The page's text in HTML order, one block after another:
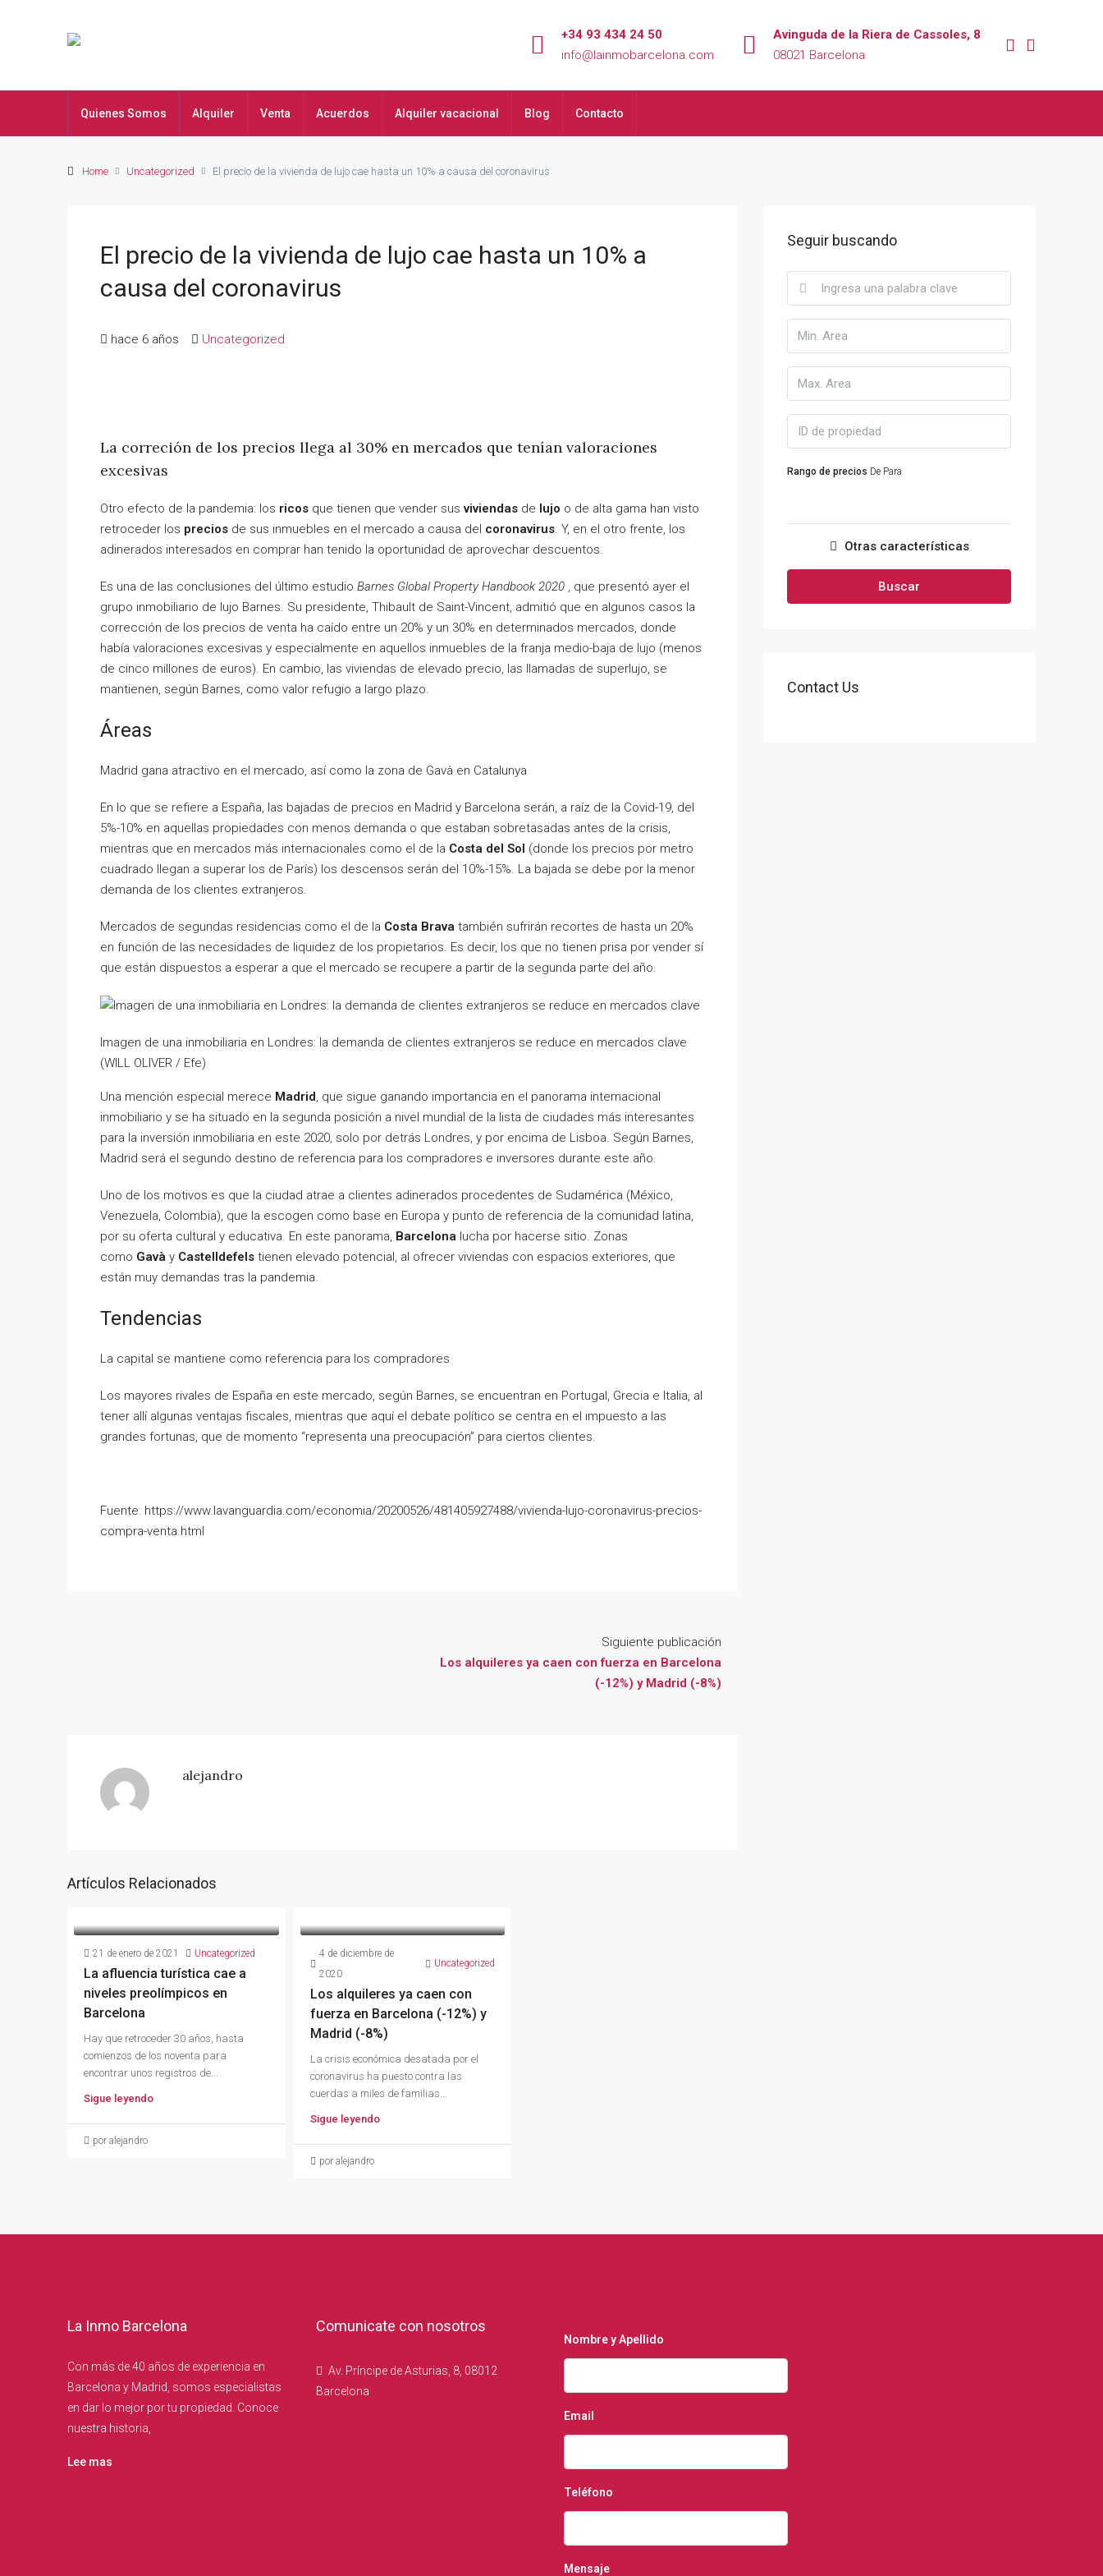
+34 93 434 24 50
info@lainmobarcelona.com
Avinguda de la Riera de Cassoles, 8
08021 Barcelona
Quienes Somos Alquiler Venta Acuerdos Alquiler vacacional Blog Contacto
Home Uncategorized El precio de la vivienda de lujo cae hasta un 10% a causa del coronavirus
El precio de la vivienda de lujo cae hasta un 10% a
causa del coronavirus
hace 6 años Uncategorized
La correción de los precios llega al 30% en mercados que tenían valoraciones
excesivas
Otro efecto de la pandemia: los ricos que tienen que vender susviviendas de lujo o de alta gama han visto
retroceder los precios de sus inmuebles en el mercado a causa del coronavirus. Y, en el otro frente, los
adinerados interesados en comprar han tenido la oportunidad de aprovechar descuentos.
Es una de las conclusiones del último estudio Barnes Global Property Handbook 2020 , que presentó ayer el
grupo inmobiliario de lujo Barnes. Su presidente, Thibault de Saint-Vincent, admitió que en algunos casos la
corrección de los precios de venta ha caído entre un 20% y un 30% en determinados mercados, donde
había valoraciones excesivas y especialmente en aquellos inmuebles de la franja medio-baja de lujo (menos
de cinco millones de euros). En cambio, las viviendas de elevado precio, las llamadas de superlujo, se
mantienen, según Barnes, como valor refugio a largo plazo.
Áreas
Madrid gana atractivo en el mercado, así como la zona de Gavà en Catalunya
En lo que se refiere a España, las bajadas de precios en Madrid y Barcelona serán, a raíz de la Covid-19, del
5%-10% en aquellas propiedades con menos demanda o que estaban sobretasadas antes de la crisis,
mientras que en mercados más internacionales como el de la Costa del Sol (donde los precios por metro
cuadrado llegan a superar los de París) los descensos serán del 10%-15%. La bajada se debe por la menor
demanda de los clientes extranjeros.
Mercados de segundas residencias como el de la Costa Brava también sufrirán recortes de hasta un 20%
en función de las necesidades de liquidez de los propietarios. Es decir, los que no tienen prisa por vender sí
que están dispuestos a esperar a que el mercado se recupere a partir de la segunda parte del año.
Imagen de una inmobiliaria en Londres: la demanda de clientes extranjeros se reduce en mercados clave
(WILL OLIVER / Efe)
Una mención especial merece Madrid , que sigue ganando importancia en el panorama internacional
inmobiliario y se ha situado en la segunda posición a nivel mundial de la lista de ciudades más interesantes
para la inversión inmobiliaria en este 2020, solo por detrás Londres, y por encima de Lisboa. Según Barnes,
Madrid será el segundo destino de referencia para los compradores e inversores durante este año.
Uno de los motivos es que la ciudad atrae a clientes adinerados procedentes de Sudamérica (México,
Venezuela, Colombia), que la escogen como base en Europa y punto de referencia de la comunidad latina,
por su oferta cultural y educativa. En este panorama, Barcelona lucha por hacerse sitio. Zonas
como Gavà y Castelldefels tienen elevado potencial, al ofrecer viviendas con espacios exteriores, que
están muy demandas tras la pandemia.
Tendencias
La capital se mantiene como referencia para los compradores
Los mayores rivales de España en este mercado, según Barnes, se encuentran en Portugal, Grecia e Italia, al
tener allí algunas ventajas fiscales, mientras que aquí el debate político se centra en el impuesto a las
grandes fortunas, que de momento “representa una preocupación” para ciertos clientes.
Fuente: https://www.lavanguardia.com/economia/20200526/481405927488/vivienda-lujo-coronavirus-precios-
compra-venta.html
Siguiente publicación
Los alquileres ya caen con fuerza en Barcelona
(-12%) y Madrid (-8%)
alejandro
Artículos Relacionados
21 de enero de 2021 Uncategorized
La afluencia turística cae a
niveles preolímpicos en
Barcelona
Hay que retroceder 30 años, hasta
comienzos de los noventa para
encontrar unos registros de...
Sigue leyendo
por alejandro
4 de diciembre de
2020
Uncategorized
Los alquileres ya caen con
fuerza en Barcelona (-12%) y
Madrid (-8%)
La crisis económica desatada por el
coronavirus ha puesto contra las
cuerdas a miles de familias...
Sigue leyendo
por alejandro
Seguir buscando
Rango de precios De Para
Otras características
Buscar
Contact Us
La Inmo Barcelona
Con más de 40 años de experiencia en
Barcelona y Madrid, somos especialistas
en dar lo mejor por tu propiedad. Conoce
nuestra historia,
Lee mas
Comunicate con nosotros
Av. Príncipe de Asturias, 8, 08012
Barcelona
Nombre y Apellido
Email
Teléfono
Mensaje